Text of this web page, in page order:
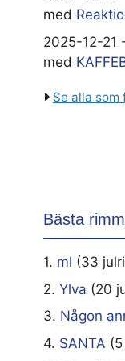
med
2025-12-21
med
Se alla
Bästa
1. ml (33
2. Ylva (20
3. Någon
4. SANTA